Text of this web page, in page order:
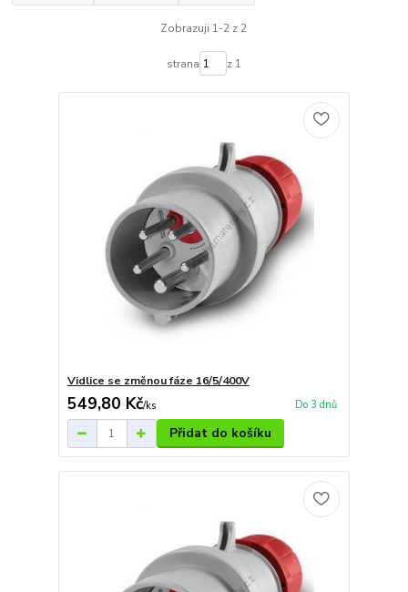
Zobrazuji 1-2 z 2
strana z 1
Vidlice se změnou fáze 16/5/400V
549,80 Kč/ks Do 3 dnů
Přidat do košíku